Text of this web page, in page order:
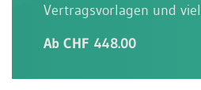
Vertragsvorlagen und
Ab CHF 448.00